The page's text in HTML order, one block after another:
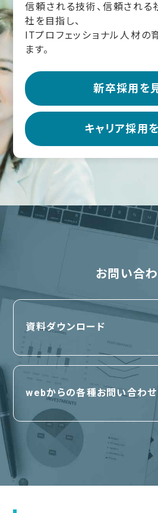
信頼される技術、信頼される
社を目指し、
ITプロフェッショナル人材の
ます。
新卒採用を
キャリア採用
お問い合
資料ダウンロード
webからの各種お問い合わせ